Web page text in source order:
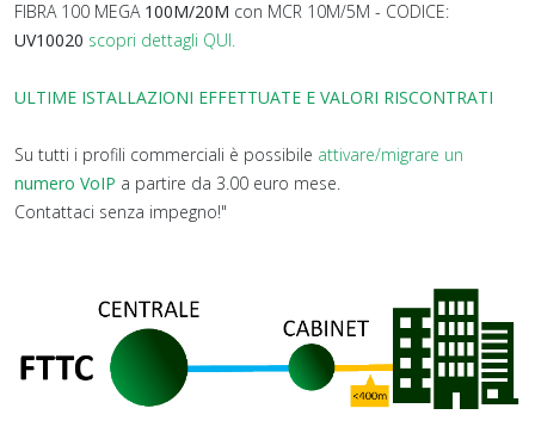
FIBRA 100 MEGA 100M/20M con MCR 10M/5M - CODICE:
UV10020 scopri dettagli QUI.
ULTIME ISTALLAZIONI EFFETTUATE E VALORI RISCONTRATI
Su tutti i profili commerciali è possibile attivare/migrare un
numero VoIP a partire da 3.00 euro mese.
Contattaci senza impegno!"